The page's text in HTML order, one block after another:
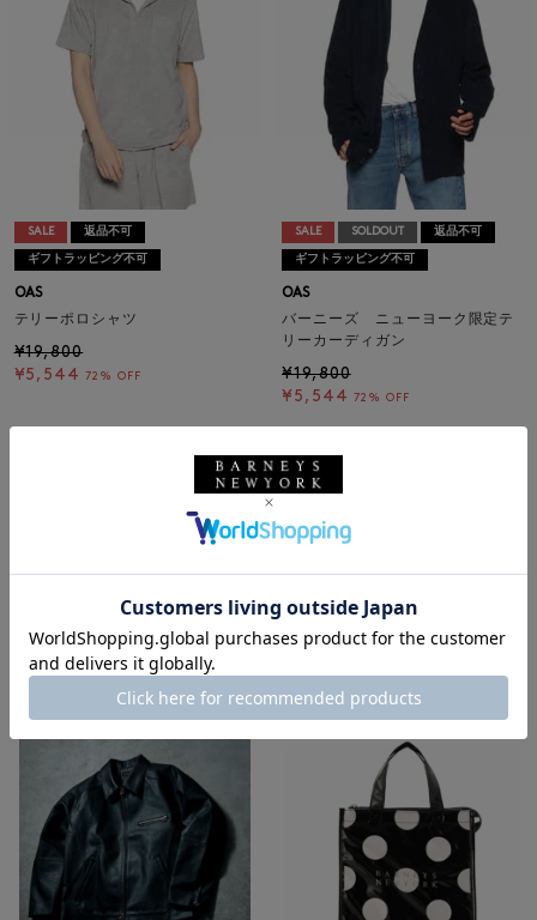
SALE 返品不可
ギフトラッピング不可
OAS
テリーポロシャツ
¥19,800
¥5,544 72% OFF
SALE SOLDOUT 返品不可
ギフトラッピング不可
OAS
バーニーズ ニューヨーク限定テ
リーカーディガン
¥19,800
¥5,544 72% OFF
1
メンズアクセサリー ゴルフ
RECOMMEND